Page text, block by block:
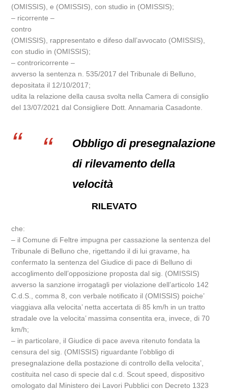
(OMISSIS), e (OMISSIS), con studio in (OMISSIS);
– ricorrente –
contro
(OMISSIS), rappresentato e difeso dall’avvocato (OMISSIS),
con studio in (OMISSIS);
– controricorrente –
avverso la sentenza n. 535/2017 del Tribunale di Belluno,
depositata il 12/10/2017;
udita la relazione della causa svolta nella Camera di consiglio
del 13/07/2021 dal Consigliere Dott. Annamaria Casadonte.
Obbligo di presegnalazione
di rilevamento della
velocità
RILEVATO
che:
– il Comune di Feltre impugna per cassazione la sentenza del
Tribunale di Belluno che, rigettando il di lui gravame, ha
confermato la sentenza del Giudice di pace di Belluno di
accoglimento dell’opposizione proposta dal sig. (OMISSIS)
avverso la sanzione irrogatagli per violazione dell’articolo 142
C.d.S., comma 8, con verbale notificato il (OMISSIS) poiche’
viaggiava alla velocita’ netta accertata di 85 km/h in un tratto
stradale ove la velocita’ massima consentita era, invece, di 70
km/h;
– in particolare, il Giudice di pace aveva ritenuto fondata la
censura del sig. (OMISSIS) riguardante l’obbligo di
presegnalazione della postazione di controllo della velocita’,
costituita nel caso di specie dal c.d. Scout speed, dispositivo
omologato dal Ministero dei Lavori Pubblici con Decreto 1323